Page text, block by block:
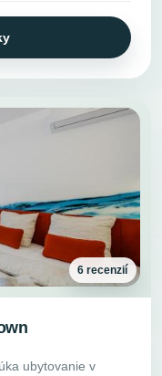
6 recenzií
ubytovanie v